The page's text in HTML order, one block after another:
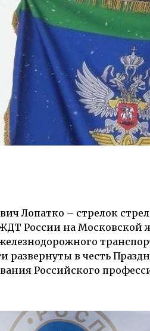
Лопатко – стрелок
России на Московской
развернуты в честь
Российского